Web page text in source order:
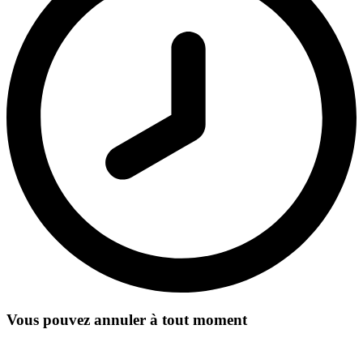
Vous pouvez annuler à tout moment